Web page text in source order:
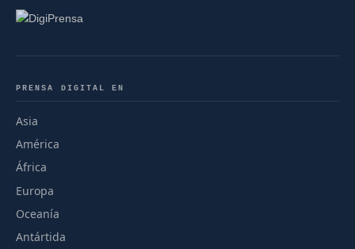
PRENSA DIGITAL EN
Asia
América
África
Europa
Oceanía
Antártida